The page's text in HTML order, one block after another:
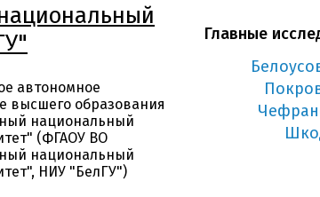
автономное
высшего образования
национальный
(ФГАОУ ВО
национальный
НИУ "БелГУ")
Главные